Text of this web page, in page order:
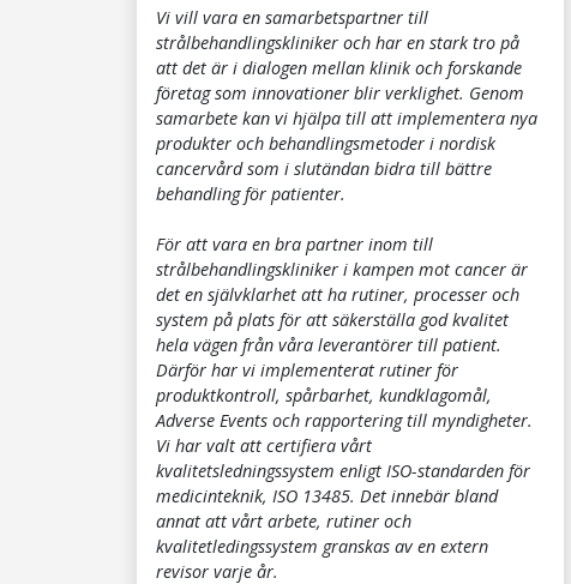
Vi vill vara en samarbetspartner till
strålbehandlingskliniker och har en stark tro på
att det är i dialogen mellan klinik och forskande
företag som innovationer blir verklighet. Genom
samarbete kan vi hjälpa till att implementera nya
produkter och behandlingsmetoder i nordisk
cancervård som i slutändan bidra till bättre
behandling för patienter.
För att vara en bra partner inom till
strålbehandlingskliniker i kampen mot cancer är
det en självklarhet att ha rutiner, processer och
system på plats för att säkerställa god kvalitet
hela vägen från våra leverantörer till patient.
Därför har vi implementerat rutiner för
produktkontroll, spårbarhet, kundklagomål,
Adverse Events och rapportering till myndigheter.
Vi har valt att certifiera vårt
kvalitetsledningssystem enligt ISO-standarden för
medicinteknik, ISO 13485. Det innebär bland
annat att vårt arbete, rutiner och
kvalitetledingssystem granskas av en extern
revisor varje år.